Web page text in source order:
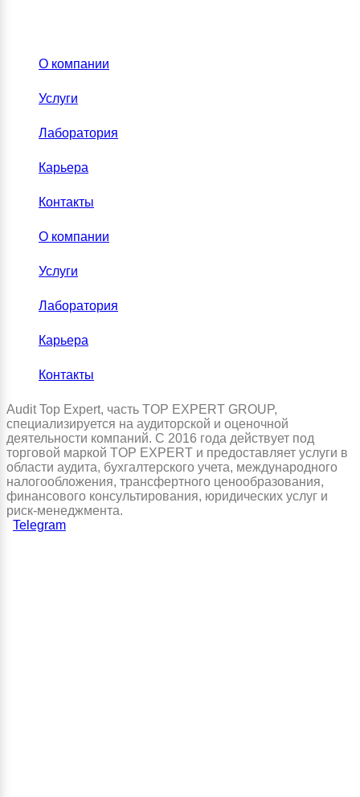
О компании
Услуги
Лаборатория
Карьера
Контакты
О компании
Услуги
Лаборатория
Карьера
Контакты
Audit Top Expert, часть TOP EXPERT GROUP,
специализируется на аудиторской и оценочной
деятельности компаний. С 2016 года действует под
торговой маркой TOP EXPERT и предоставляет услуги в
области аудита, бухгалтерского учета, международного
налогообложения, трансфертного ценообразования,
финансового консультирования, юридических услуг и
риск-менеджмента.
Telegram